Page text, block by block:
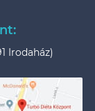
Irodaház)